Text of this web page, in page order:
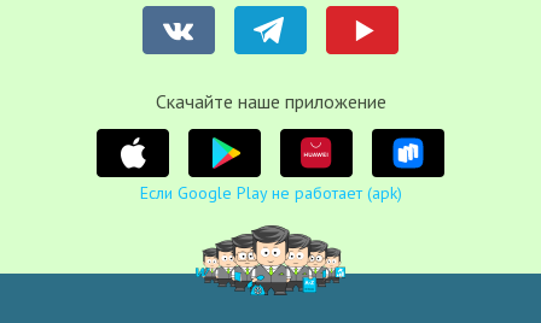
Cкачайте наше приложение
Если Google Play не работает (apk)